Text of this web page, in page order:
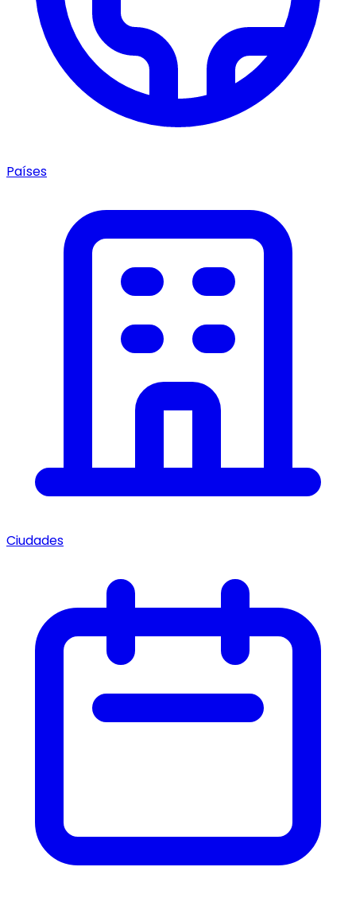
Países
Ciudades